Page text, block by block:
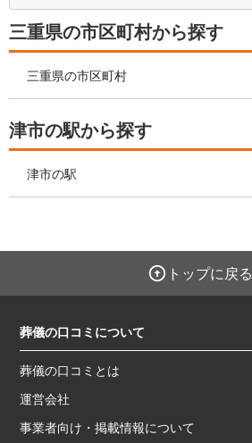
三重県の市区町村から探す
三重県の市区町村
津市の駅から探す
津市の駅
トップに戻る
葬儀の口コミについて
葬儀の口コミとは
運営会社
事業者向け・掲載情報について